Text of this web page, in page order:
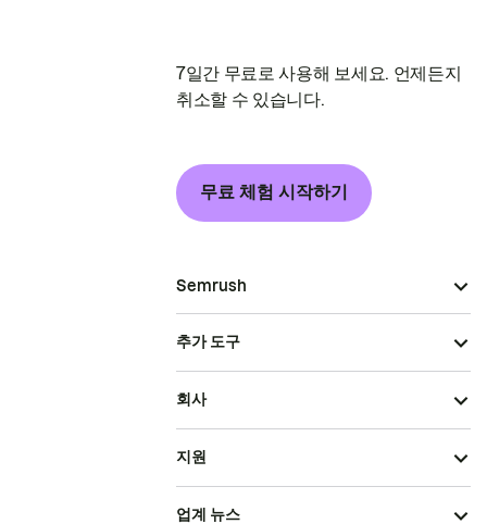
7일간 무료로 사용해 보세요. 언제든지
취소할 수 있습니다.
무료 체험 시작하기
Semrush
추가 도구
회사
지원
업계 뉴스